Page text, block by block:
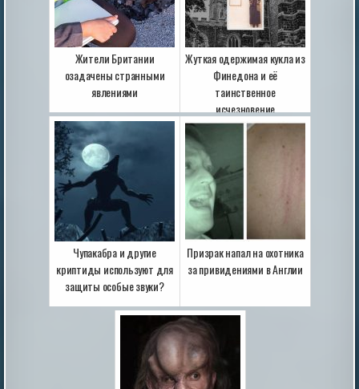
Жители Британии
озадачены странными
явлениями
Жуткая одержимая кукла из
Финедона и её
таинственное
исчезновение
Чупакабра и другие
криптиды используют для
защиты особые звуки?
Призрак напал на охотника
за привидениями в Англии